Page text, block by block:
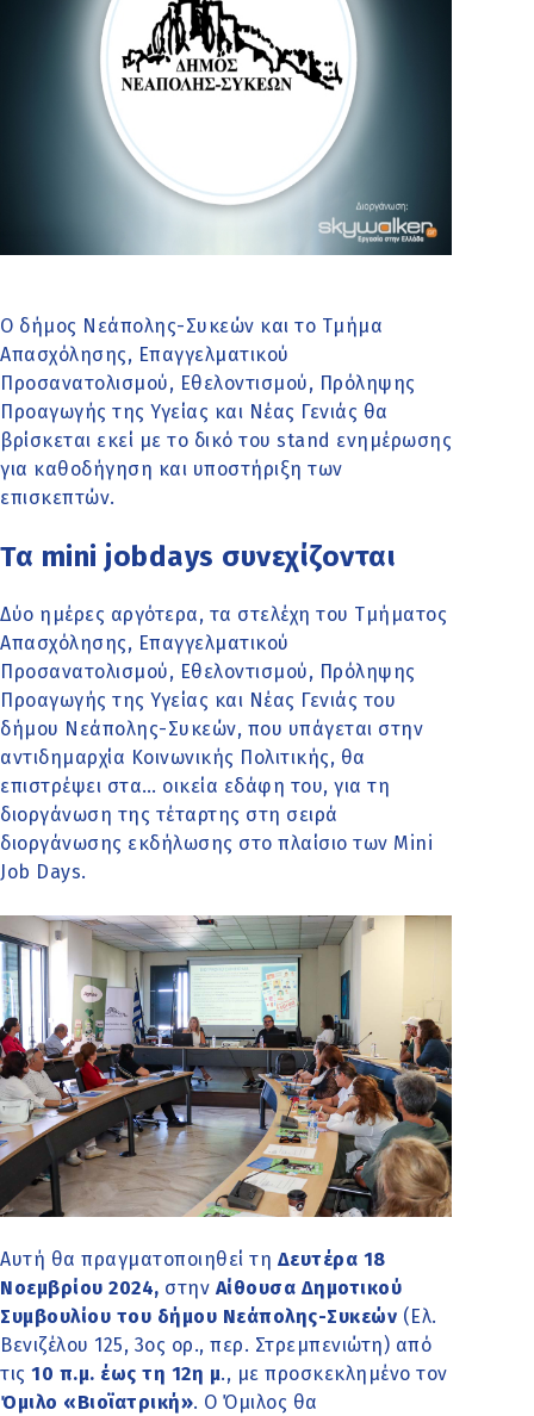
Ο δήμος Νεάπολης-Συκεών και το Τμήμα
Απασχόλησης, Επαγγελματικού
Προσανατολισμού, Εθελοντισμού, Πρόληψης
Προαγωγής της Υγείας και Νέας Γενιάς θα
βρίσκεται εκεί με το δικό του stand ενημέρωσης
για καθοδήγηση και υποστήριξη των
επισκεπτών.
Τα mini jobdays συνεχίζονται
Δύο ημέρες αργότερα, τα στελέχη του Τμήματος
Απασχόλησης, Επαγγελματικού
Προσανατολισμού, Εθελοντισμού, Πρόληψης
Προαγωγής της Υγείας και Νέας Γενιάς του
δήμου Νεάπολης-Συκεών, που υπάγεται στην
αντιδημαρχία Κοινωνικής Πολιτικής, θα
επιστρέψει στα… οικεία εδάφη του, για τη
διοργάνωση της τέταρτης στη σειρά
διοργάνωσης εκδήλωσης στο πλαίσιο των Mini
Job Days.
Αυτή θα πραγματοποιηθεί τη Δευτέρα 18
Νοεμβρίου 2024, στην Αίθουσα Δημοτικού
Συμβουλίου του δήμου Νεάπολης-Συκεών (Ελ.
Βενιζέλου 125, 3ος ορ., περ. Στρεμπενιώτη) από
τις 10 π.μ. έως τη 12η μ., με προσκεκλημένο τον
Όμιλο «Βιοϊατρική». Ο Όμιλος θα